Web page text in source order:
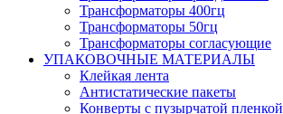
Трансформаторы 400гц
Трансформаторы 50гц
Трансформаторы согласующие
УПАКОВОЧНЫЕ МАТЕРИАЛЫ
Клейкая лента
Антистатические пакеты
Конверты с пузырчатой пленкой